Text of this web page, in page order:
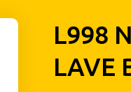
L998
LAVE